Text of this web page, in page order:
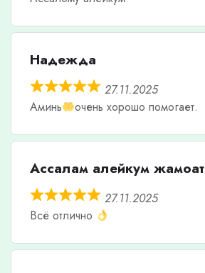
Надежда
27.11.2025
Аминь
очень хорошо помогает.
Ассалам алейкум жамоат
27.11.2025
Всё отлично